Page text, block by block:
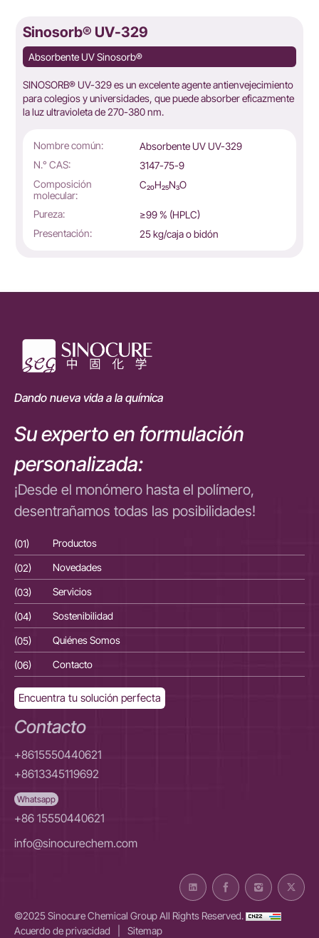
Sinosorb® UV-329
Absorbente UV Sinosorb®
SINOSORB® UV-329 es un excelente agente antienvejecimiento
para colegios y universidades, que puede absorber eficazmente
la luz ultravioleta de 270-380 nm.
Nombre común:
Absorbente UV UV-329
N.° CAS:
3147-75-9
Composición
molecular:
C₂₀H₂₅N₃O
Pureza:
≥99 % (HPLC)
Presentación:
25 kg/caja o bidón
Dando nueva vida a la química
Su experto en formulación
personalizada:
¡Desde el monómero hasta el polímero,
desentrañamos todas las posibilidades!
(01) Productos
(02)
Novedades
(03)
Servicios
(04)
Sostenibilidad
(05)
Quiénes Somos
(06)
Contacto
Encuentra tu solución perfecta
Contacto
+8615550440621
+8613345119692
Whatsapp
+86 15550440621
info@sinocurechem.com
©2025 Sinocure Chemical Group All Rights Reserved.
Acuerdo de privacidad
Sitemap